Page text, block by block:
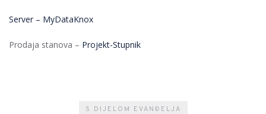
Server – MyDataKnox
Prodaja stanova – Projekt-Stupnik
S DIJELOM EVANĐELJA